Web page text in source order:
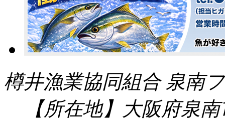
樽井漁業協同組合 泉南
【所在地】大阪府泉